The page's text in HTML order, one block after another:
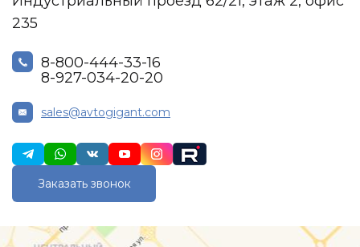
235
8-800-444-33-16
8-927-034-20-20
sales@avtogigant.com
Заказать звонок